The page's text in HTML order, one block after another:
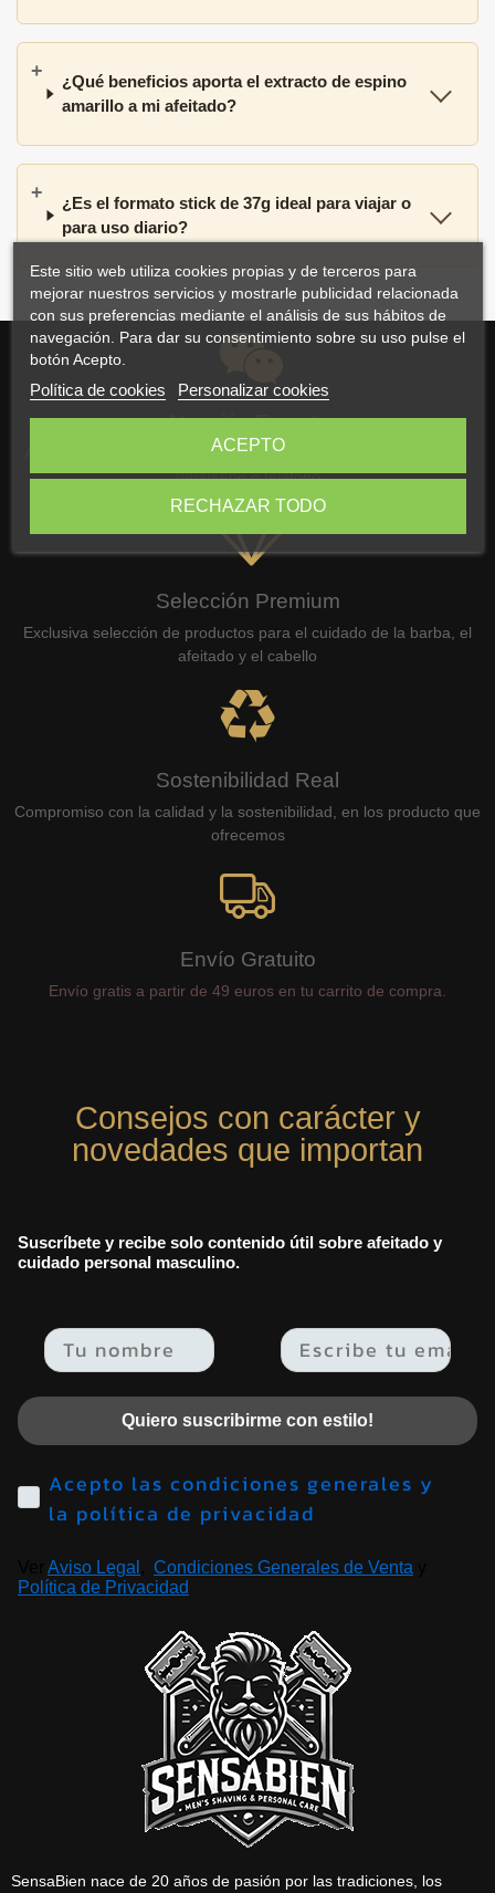
¿Qué beneficios aporta el extracto de espino
amarillo a mi afeitado?
¿Es el formato stick de 37g ideal para viajar o
para uso diario?
Este sitio web utiliza cookies propias y de terceros para
mejorar nuestros servicios y mostrarle publicidad relacionada
con sus preferencias mediante el análisis de sus hábitos de
navegación. Para dar su consentimiento sobre su uso pulse el
botón Acepto.
Política de cookies Personalizar cookies
RECHAZAR TODO
ACEPTO
Atención Experta
Atención personalizada y asesoramiento por correo electrónico,
WhatsApp o teléfono
Selección Premium
Exclusiva selección de productos para el cuidado de la barba, el
afeitado y el cabello
Sostenibilidad Real
Compromiso con la calidad y la sostenibilidad, en los producto que
ofrecemos
Envío Gratuito
Envío gratis a partir de 49 euros en tu carrito de compra.
Consejos con carácter y
novedades que importan
Suscríbete y recibe solo contenido útil sobre afeitado y
cuidado personal masculino.
Email
Quiero suscribirme con estilo!
Acepto las condiciones generales y
la política de privacidad
Aviso Legal Condiciones Generales de Venta
Política de Privacidad
SensaBien nace de 20 años de pasión por las tradiciones, los